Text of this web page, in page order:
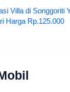
Villa di Songgoriti
Harga Rp.125.000